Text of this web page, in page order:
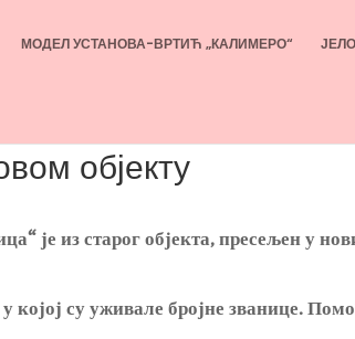
МОДЕЛ УСТАНОВА-ВРТИЋ „КАЛИМЕРО“
објекту
је из старог објекта, пресељен у
којој су уживале бројне званице.